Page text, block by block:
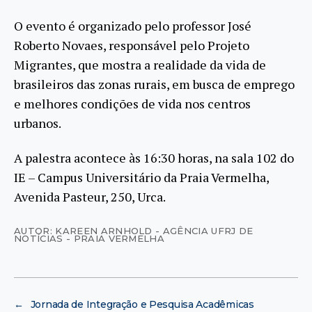
O evento é organizado pelo professor José
Roberto Novaes, responsável pelo Projeto
Migrantes, que mostra a realidade da vida de
brasileiros das zonas rurais, em busca de emprego
e melhores condições de vida nos centros
urbanos.
A palestra acontece às 16:30 horas, na sala 102 do
IE – Campus Universitário da Praia Vermelha,
Avenida Pasteur, 250, Urca.
AUTOR: KAREEN ARNHOLD - AGÊNCIA UFRJ DE
NOTÍCIAS - PRAIA VERMELHA
←
Jornada de Integração e Pesquisa Acadêmicas